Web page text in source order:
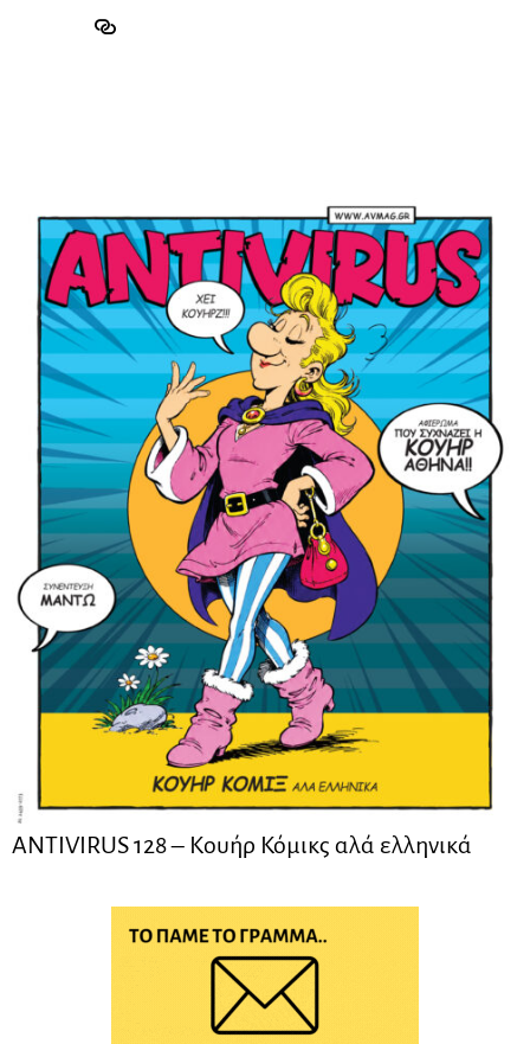
ANTIVIRUS 128 – Kουήρ Κόμικς αλά ελληνικά